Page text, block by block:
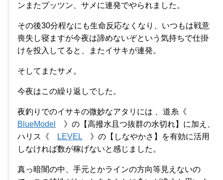
ンまたプッツン、サメに連発でやられました。
その後30分程なにも生命反応なくなり、いつもは戦意
喪失し寝ますが今夜は諦めないぞという気持ちで仕掛
けを投入してると、またイサキが連発。
そしてまたサメ。
今夜はこの繰り返しでした。
夜釣りでのイサキの微妙なアタリには 、道糸《
BlueModel
》の【高撥水且つ抜群の水切れ】に加え、
ハリス《
LEVEL 》の【しなやかさ】を有効に活用
しなければ数が稼げないと感じました。
真っ暗闇の中、手元とかラインの方向等見えないの